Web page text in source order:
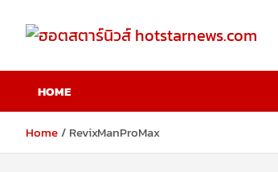
content
ฮอตสตาร์นิวส์
hotstarnews.com
HOME
Home RevixManProMax